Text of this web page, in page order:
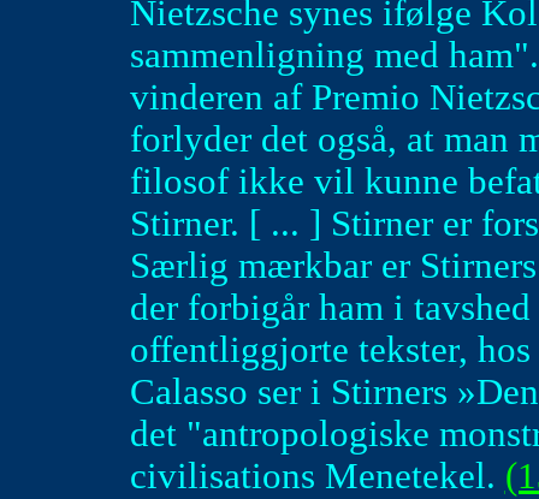
Nietzsche synes ifølge
sammenligning med
vinderen af Premio
forlyder det også, at man
filosof ikke vil kunne
Stirner. [ ... ] Stirner er
Særlig mærkbar er
der forbigår ham i
offentliggjorte tekster,
Calasso ser i Stirners
det "antropologiske
civilisations Menetekel.